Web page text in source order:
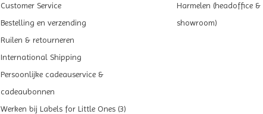
Customer Service
Bestelling en verzending
Ruilen & retourneren
International Shipping
Persoonlijke cadeauservice &
cadeaubonnen
Werken bij Labels for Little Ones (3)
Harmelen (headoffice &
showroom)